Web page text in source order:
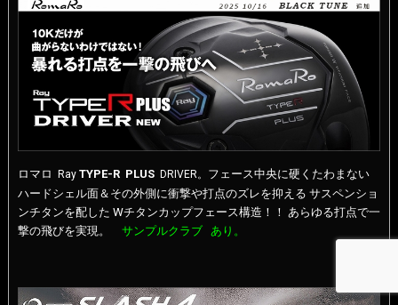
ロマロ Ray TYPE-R PLUS DRIVER。 フェース中央に硬くたわまない
ハードシェル面＆その外側に衝撃や打点のズレを抑える サスペンショ
ンチタンを配した Wチタンカップフェース構造！！ あらゆる打点で一
撃の飛びを実現。 サンプルクラブ あり。